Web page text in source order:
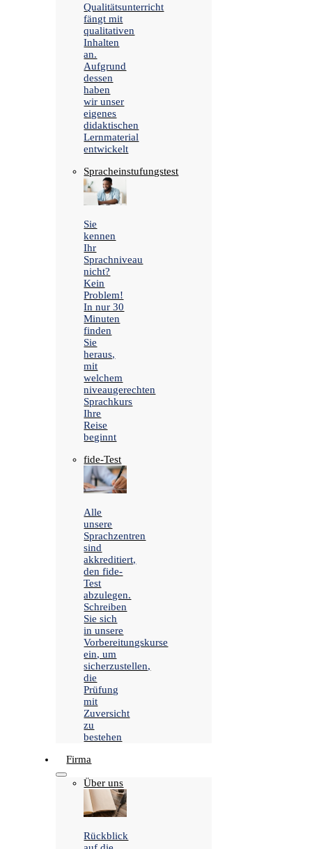
Qualitätsunterricht
fängt mit
qualitativen
Inhalten
an.
Aufgrund
dessen
haben
wir unser
eigenes
didaktischen
Lernmaterial
entwickelt
Spracheinstufungstest
Sie
kennen
Ihr
Sprachniveau
nicht?
Kein
Problem!
In nur 30
Minuten
finden
Sie
heraus,
mit
welchem
niveaugerechten
Sprachkurs
Ihre
Reise
beginnt
fide-Test
Alle
unsere
Sprachzentren
sind
akkreditiert,
den fide-
Test
abzulegen.
Schreiben
Sie sich
in unsere
Vorbereitungskurse
ein, um
sicherzustellen,
die
Prüfung
mit
Zuversicht
zu
bestehen
Firma
Über uns
Rückblick